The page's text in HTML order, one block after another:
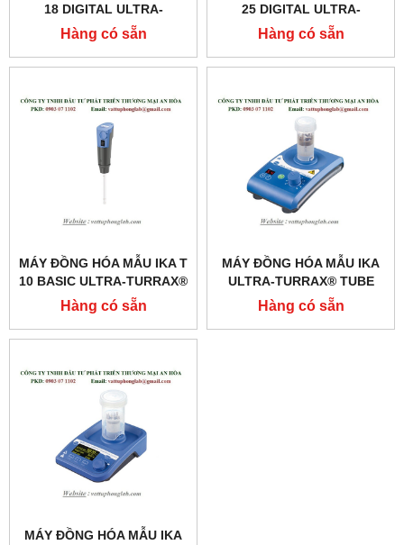
18 DIGITAL ULTRA-
TURRAX®
Hàng có sẵn
25 DIGITAL ULTRA-
TURRAX®
Hàng có sẵn
MÁY ĐỒNG HÓA MẪU IKA T
10 BASIC ULTRA-TURRAX®
Hàng có sẵn
MÁY ĐỒNG HÓA MẪU IKA
ULTRA-TURRAX® TUBE
DRIVE
Hàng có sẵn
MÁY ĐỒNG HÓA MẪU IKA